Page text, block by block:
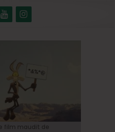
et Adéola Hawna,
Scrooge: le grand
belge!
film maudit de
» d’Emmanuel